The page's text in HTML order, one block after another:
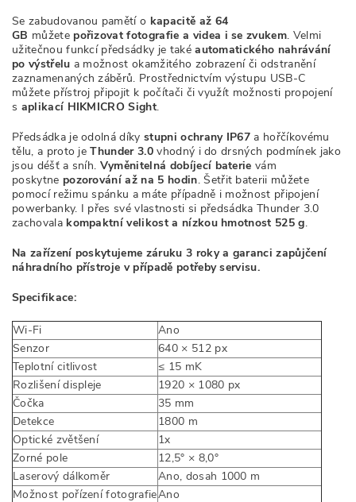
Se zabudovanou pamětí o kapacitě až 64
GB můžete pořizovat fotografie a videa i se zvukem. Velmi
užitečnou funkcí předsádky je takéautomatického nahrávání
po výstřelu a možnost okamžitého zobrazení či odstranění
zaznamenaných záběrů. Prostřednictvím výstupu USB-C
můžete přístroj připojit k počítači či využít možnosti propojení
s aplikací HIKMICRO Sight.
Předsádka je odolná díky stupni ochrany IP67 a hořčíkovému
tělu, a proto je Thunder 3.0 vhodný i do drsných podmínek jako
jsou déšť a sníh. Vyměnitelná dobíjecí baterie vám
poskytne pozorování až na 5 hodin.Šetřit baterii můžete
pomocí režimu spánku a máte případně i možnost připojení
powerbanky. I přes své vlastnosti si předsádka Thunder 3.0
zachovala kompaktní velikost a nízkou hmotnost 525 g.
Na zařízení poskytujeme záruku 3 roky a garanci zapůjčení
náhradního přístroje v případě potřeby servisu.
Specifikace:
Wi-Fi
Ano
Senzor
640 × 512 px
Teplotní citlivost
≤ 15 mK
Rozlišení displeje
1920 × 1080 px
Čočka
35 mm
Detekce
1800 m
Optické zvětšení
1x
Zorné pole
12,5° × 8,0°
Laserový dálkoměr
Ano, dosah 1000 m
Možnost pořízení fotografieAno